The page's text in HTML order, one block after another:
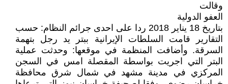
وقالت
العفو الدولية
بتاريخ 18 يناير 2018 ردا على احدى جرائم النظام: حسب
التقارير قامت السلطات الإيرانية ببتر يد رجل بتهمة
السرقة. وأضافت المنظمة في موقعها: وحدثت عملية
البتر التي اجريت بواسطة المقصلة امس في السجن
المركزي في مدينة مشهد في شمال شرق محافظة